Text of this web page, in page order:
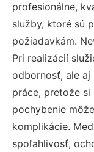
profesionálne,
služby, ktoré sú
požiadavkám.
Pri realizácií
odbornosť, ale aj
práce, pretože si
pochybenie
komplikácie.
spoľahlivosť,